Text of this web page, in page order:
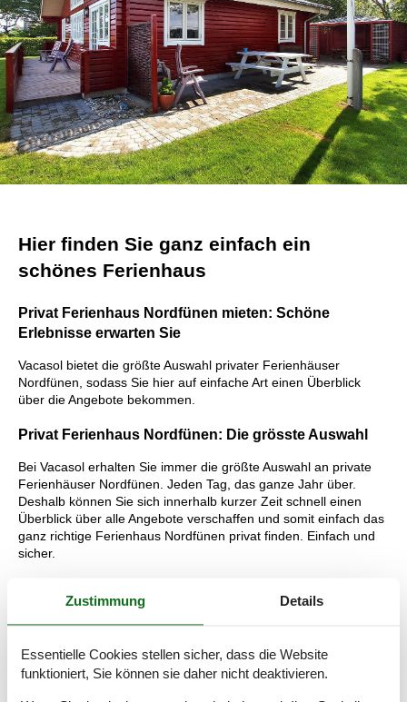
Hier finden Sie ganz einfach ein
schönes Ferienhaus
Privat Ferienhaus Nordfünen mieten: Schöne
Erlebnisse erwarten Sie
Vacasol bietet die größte Auswahl privater Ferienhäuser
Nordfünen, sodass Sie hier auf einfache Art einen Überblick
über die Angebote bekommen.
Privat Ferienhaus Nordfünen: Die grösste Auswahl
Bei Vacasol erhalten Sie immer die größte Auswahl an private
Ferienhäuser Nordfünen. Jeden Tag, das ganze Jahr über.
Deshalb können Sie sich innerhalb kurzer Zeit schnell einen
Überblick über alle Angebote verschaffen und somit einfach das
ganz richtige Ferienhaus Nordfünen privat finden. Einfach und
sicher.
Sie erwarten, und über die Vorteile, die Sie bekommen, wenn
Tipps: Erlebnisse Nordfünen
Zustimmung Details
Essentielle Cookies stellen sicher, dass die Website
funktioniert, Sie können sie daher nicht deaktivieren.